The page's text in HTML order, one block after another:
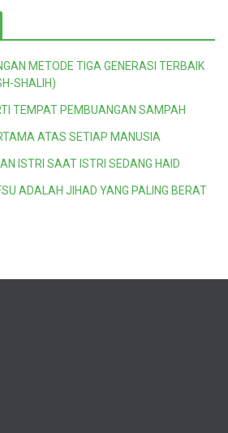
METODE TIGA GENERASI TERBAIK
SHALIH)
TEMPAT PEMBUANGAN SAMPAH
ATAS SETIAP MANUSIA
ISTRI SAAT ISTRI SEDANG HAID
ADALAH JIHAD YANG PALING BERAT